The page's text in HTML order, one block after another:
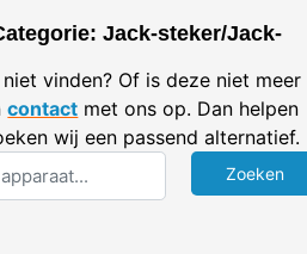
Jack-steker/Jack-
vinden? Of is deze niet meer
contact met ons op. Dan helpen
wij een passend alternatief.